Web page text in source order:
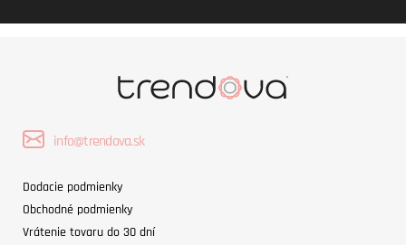
info@trendova.sk
Dodacie podmienky
Obchodné podmienky
Vrátenie tovaru do 30 dní